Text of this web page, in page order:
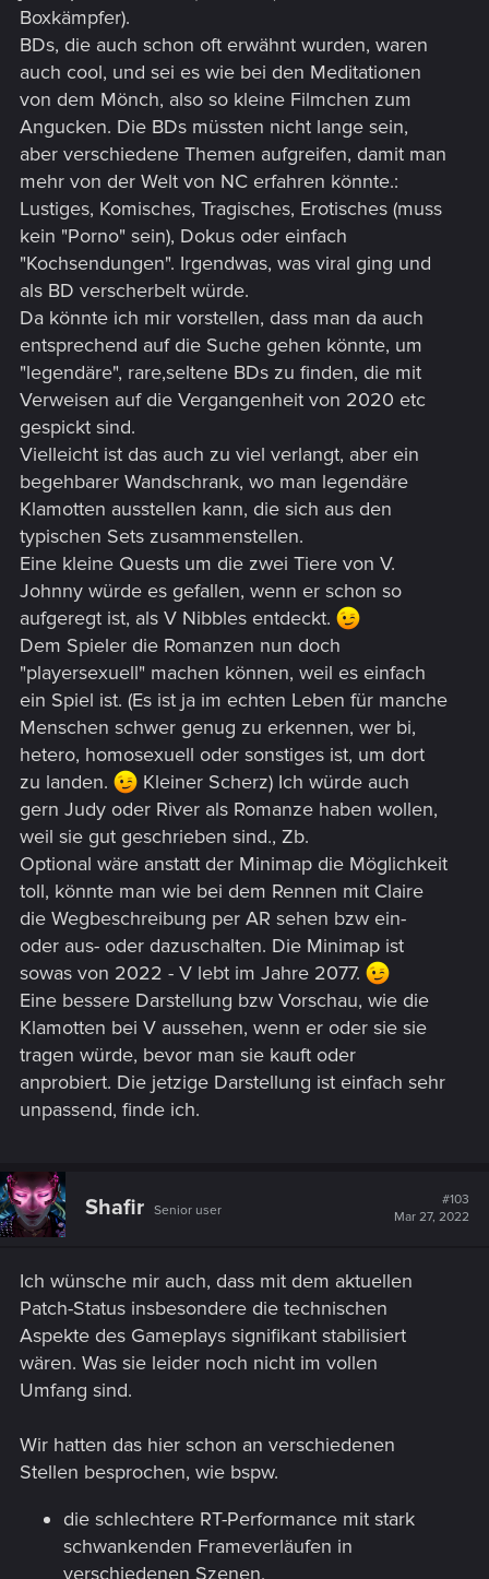
- ein alternatives Aussehen (wie für Silverhand) bei Judy wäre
schön, mit langen offenen Haaren (glaube so war sie mal
irgendwann vor Release in einer Demonstration zu sehen),
ohne diese Sidecut Frisur, steh auf sowas überhaupt nicht,
auch nicht in Videospielen
- die Möglichkeit auch als Frau Panam daten zu können und
als Mann Judy, lasst doch verdammt nochmal einfach dem
Spieler die Wahl wie die sexuelle Orientierung seines
Gegenübers im Spiel ausfällt und somit die / mehr Freiheit
wenn er daten will
- die Möglichkeit auf ein One-Night-Stand mit Blue Moon von
Us Cracks, wie schon mit Merideth Stout an anderer Stelle
(scheint ja in ihren Nachrichten an V so als würde Blue Moon
durchaus auf V stehen, also warum nicht zumindest eine
- die selbe umfangreiche Farbpalette für Schambehaarung,
wie auch beim Haupthaar, Wimpern und Augenbrauen
vorhanden ist
- die Möglichkeit bei der Charaktererstellung bei der
Augenfarbe solche doppelten ineinander übergehenden
Pupillen auswählen zu können wie sie auch Blue Moon hat:
Boxkämpfer).
BDs, die auch schon oft erwähnt wurden, waren
auch cool, und sei es wie bei den Meditationen
von dem Mönch, also so kleine Filmchen zum
Angucken. Die BDs müssten nicht lange sein,
aber verschiedene Themen aufgreifen, damit man
mehr von der Welt von NC erfahren könnte.:
Lustiges, Komisches, Tragisches, Erotisches (muss
kein "Porno" sein), Dokus oder einfach
"Kochsendungen". Irgendwas, was viral ging und
als BD verscherbelt würde.
Da könnte ich mir vorstellen, dass man da auch
entsprechend auf die Suche gehen könnte, um
"legendäre", rare,seltene BDs zu finden, die mit
Verweisen auf die Vergangenheit von 2020 etc
gespickt sind.
Vielleicht ist das auch zu viel verlangt, aber ein
begehbarer Wandschrank, wo man legendäre
Klamotten ausstellen kann, die sich aus den
typischen Sets zusammenstellen.
Eine kleine Quests um die zwei Tiere von V.
Johnny würde es gefallen, wenn er schon so
aufgeregt ist, als V Nibbles entdeckt.
Dem Spieler die Romanzen nun doch
"playersexuell" machen können, weil es einfach
ein Spiel ist. (Es ist ja im echten Leben für manche
Menschen schwer genug zu erkennen, wer bi,
hetero, homosexuell oder sonstiges ist, um dort
zu landen.
Kleiner Scherz) Ich würde auch
gern Judy oder River als Romanze haben wollen,
weil sie gut geschrieben sind., Zb.
Optional wäre anstatt der Minimap die Möglichkeit
toll, könnte man wie bei dem Rennen mit Claire
die Wegbeschreibung per AR sehen bzw ein-
oder aus- oder dazuschalten. Die Minimap ist
sowas von 2022 - V lebt im Jahre 2077.
Eine bessere Darstellung bzw Vorschau, wie die
Klamotten bei V aussehen, wenn er oder sie sie
tragen würde, bevor man sie kauft oder
anprobiert. Die jetzige Darstellung ist einfach sehr
unpassend, finde ich.
Shafir Senior user
#103
Mar 27, 2022
Ich wünsche mir auch, dass mit dem aktuellen
Patch-Status insbesondere die technischen
Aspekte des Gameplays signifikant stabilisiert
wären. Was sie leider noch nicht im vollen
Umfang sind.
Wir hatten das hier schon an verschiedenen
Stellen besprochen, wie bspw.
die schlechtere RT-Performance mit stark
schwankenden Frameverläufen in
verschiedenen Szenen,